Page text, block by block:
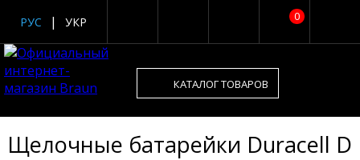
0
РУС УКР
КАТАЛОГ ТОВАРОВ
Щелочные батарейки Duracell D